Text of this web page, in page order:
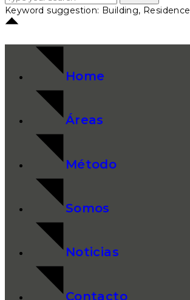
Keyword suggestion: Building, Residence
Home
Áreas
Método
Somos
Noticias
Contacto